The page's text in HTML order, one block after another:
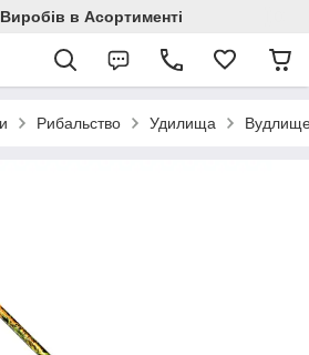
в Асортименті
Рибальство Удилища